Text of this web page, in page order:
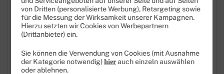
Anbieterwechsel
Bestellen
Festnetz-Sperren
von Dritten (personalisierte Werbung), Retargeting sowie
für die Messung der Wirksamkeit unserer Kampagnen.
Hierzu setzten wir Cookies von Werbepartnern
(Drittanbieter) ein.
Sie können die Verwendung von Cookies (mit Ausnahme
der Kategorie notwendig)hierauch einzeln auswählen
oder ablehnen.